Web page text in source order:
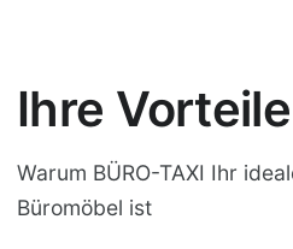
Ihre Vorteile
Warum BÜRO-TAXI Ihr
Büromöbel ist